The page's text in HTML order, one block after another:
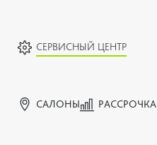
СЕРВИСНЫЙ ЦЕНТР
САЛОНЫ РАССРОЧКА